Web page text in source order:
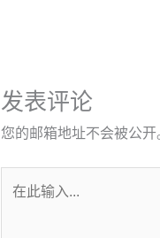
发表评论
您的邮箱地址不会被公开